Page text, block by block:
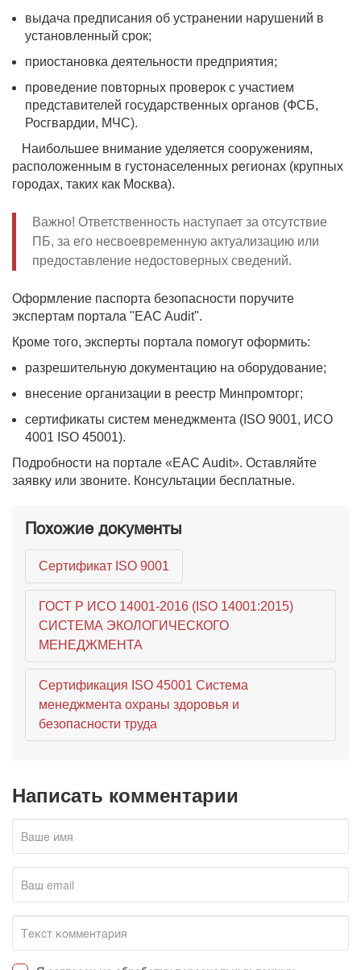
выдача предписания об устранении нарушений в
установленный срок;
приостановка деятельности предприятия;
проведение повторных проверок с участием
представителей государственных органов (ФСБ,
Росгвардии, МЧС).
Наибольшее внимание уделяется сооружениям,
расположенным в густонаселенных регионах (крупных
городах, таких как Москва).
Важно! Ответственность наступает за отсутствие
ПБ, за его несвоевременную актуализацию или
предоставление недостоверных сведений.
Оформление паспорта безопасности поручите
экспертам портала "EAC Audit".
Кроме того, эксперты портала помогут оформить:
разрешительную документацию на оборудование;
внесение организации в реестр Минпромторг;
сертификаты систем менеджмента (ISO 9001, ИСО
4001 ISO 45001).
Подробности на портале «EAC Audit». Оставляйте
заявку или звоните. Консультации бесплатные.
Похожие документы
Сертификат ISO 9001
ГОСТ Р ИСО 14001-2016 (ISO 14001:2015)
СИСТЕМА ЭКОЛОГИЧЕСКОГО
МЕНЕДЖМЕНТА
Сертификация ISO 45001 Система
менеджмента охраны здоровья и
безопасности труда
Написать комментарии